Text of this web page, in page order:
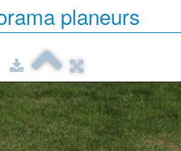
planeurs